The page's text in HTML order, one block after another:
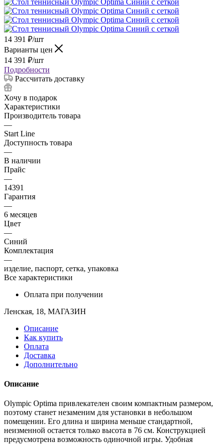
14 391 ₽/шт
Варианты цен
14 391 ₽/шт
Подробности
Рассчитать доставку
Хочу в подарок
Характеристики
Производитель товара
—
Start Line
Доступность товара
—
В наличии
Прайс
—
14391
Гарантия
—
6 месяцев
Цвет
—
Синий
Комплектация
—
изделие, паспорт, сетка, упаковка
Все характеристики
Оплата при получении
Ленская, 18, МАГАЗИН
Описание
Как купить
Оплата
Доставка
Дополнительно
Описание
Olympic Optima привлекателен своим компактным размером,
поэтому станет незаменим для установки в небольшом
помещении. Его длина и ширина меньше стандартной,
неизменной остается только высота в 76 см. Конструкцией
предусмотрена возможность одиночной игры. Удобная